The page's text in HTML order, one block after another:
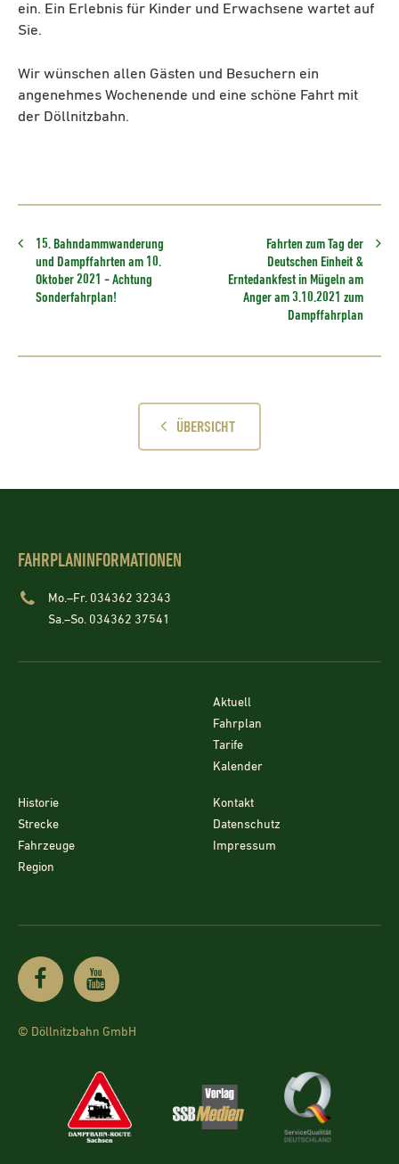
ein. Ein Erlebnis für Kinder und Erwachsene wartet auf
Sie.
Wir wünschen allen Gästen und Besuchern ein
angenehmes Wochenende und eine schöne Fahrt mit
der Döllnitzbahn.
15. Bahndammwanderung
und Dampffahrten am 10.
Oktober 2021 - Achtung
Sonderfahrplan!
Fahrten zum Tag der
Deutschen Einheit &
Erntedankfest in Mügeln am
Anger am 3.10.2021 zum
Dampffahrplan
ÜBERSICHT
FAHRPLANINFORMATIONEN
Mo.–Fr. 034362 32343
Sa.–So. 034362 37541
Aktuell
Fahrplan
Tarife
Kalender
Historie
Strecke
Fahrzeuge
Region
Kontakt
Datenschutz
Impressum
© Döllnitzbahn GmbH